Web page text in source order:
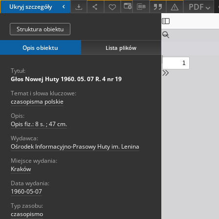
Ukryj szczegóły PDF
Struktura obiektu
Opis obiektu Lista plików
Tytuł:
Głos Nowej Huty 1960. 05. 07 R. 4 nr 19
Temat i słowa kluczowe:
czasopisma polskie
Opis:
Opis fiz.: 8 s. ; 47 cm.
Wydawca:
Ośrodek Informacyjno-Prasowy Huty im. Lenina
Miejsce wydania:
Kraków
Data wydania:
1960-05-07
Typ zasobu:
czasopismo